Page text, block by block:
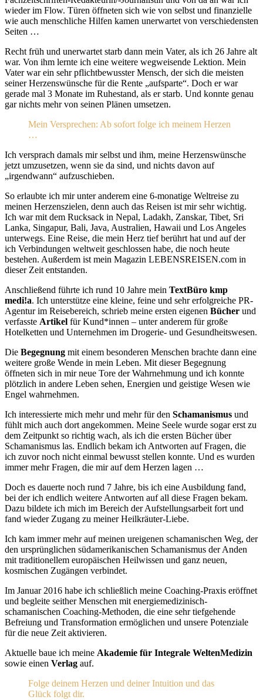
wieder im Flow. Türen öffneten sich wie von selbst und finanzielle
wie auch menschliche Hilfen kamen unerwartet von verschiedensten
Seiten …
Recht früh und unerwartet starb dann mein Vater, als ich 26 Jahre alt
war. Von ihm lernte ich eine weitere wegweisende Lektion. Mein
Vater war ein sehr pflichtbewusster Mensch, der sich die meisten
seiner Herzenswünsche für die Rente „aufsparte“. Doch er war
gerade mal 3 Monate im Ruhestand, als er starb. Und konnte genau
gar nichts mehr von seinen Plänen umsetzen.
Mein Versprechen: Ab sofort folge ich meinem Herzen
…
Ich versprach damals mir selbst und ihm, meine Herzenswünsche
jetzt umzusetzen, wenn sie da sind, und nichts davon auf
„irgendwann“ aufzuschieben.
So erlaubte ich mir unter anderem eine 6-monatige Weltreise zu
meinen Herzenszielen, denn auch das Reisen ist mir sehr wichtig.
Ich war mit dem Rucksack in Nepal, Ladakh, Zanskar, Tibet, Sri
Lanka, Singapur, Bali, Java, Australien, Hawaii und Los Angeles
unterwegs. Eine Reise, die mein Herz tief berührt hat und auf der
ich Verbindungen weltweit geschlossen habe, die noch heute
bestehen. Außerdem ist mein Magazin LEBENSREISEN.com in
dieser Zeit entstanden.
Anschließend führte ich rund 10 Jahre mein TextBüro kmp
medi!a. Ich unterstütze eine kleine, feine und sehr erfolgreiche PR-
Agentur im Reisebereich, schrieb meine ersten eigenen Bücher und
verfasste Artikel für Kund*innen – unter anderem für große
Hotelketten und Unternehmen im Drogerie- und Gesundheitswesen.
Die Begegnung mit einem besonderen Menschen brachte dann eine
weitere große Wende in mein Leben. Mit dieser Begegnung
öffneten sich in mir neue Tore der Wahrnehmung und ich konnte
plötzlich in andere Leben sehen, Energien und geistige Wesen wie
Engel wahrnehmen.
Ich interessierte mich mehr und mehr für den Schamanismus und
fühlt mich auch dort angekommen. Meine Seele wurde sogar erst zu
dem Zeitpunkt so richtig wach, als ich die ersten Bücher über
Schamanismus las. Endlich bekam ich Antworten auf Fragen, die
ich zuvor noch nicht einmal bewusst stellen konnte. Und es wurden
immer mehr Fragen, die mir auf dem Herzen lagen …
Doch es dauerte noch rund 7 Jahre, bis ich eine Ausbildung fand,
bei der ich endlich weitere Antworten auf all diese Fragen bekam.
Dazu bildete ich mich im Bereich der Aufstellungsarbeit fort und
fand wieder Zugang zu meiner Heilkräuter-Liebe.
Ich kam immer mehr auf meinen ureigenen schamanischen Weg, der
den ursprünglichen südamerikanischen Schamanismus der Anden
mit traditionellem europäischen Heilwissen und ganz neuen,
kosmischen Zugängen verbindet.
Im Januar 2016 habe ich schließlich meine Coaching-Praxis eröffnet
und begleite seither Menschen mit energiemedizinisch-
schamanischen Coaching-Methoden, die eine sehr tiefgehende
Befreiung und Transformation ermöglichen und unsere Potenziale
für die neue Zeit aktivieren.
Aktuelle baue ich meine Akademie für Integrale WeltenMedizin
sowie einen Verlag auf.
Folge deinem Herzen und deiner Intuition und das
Glück folgt dir.